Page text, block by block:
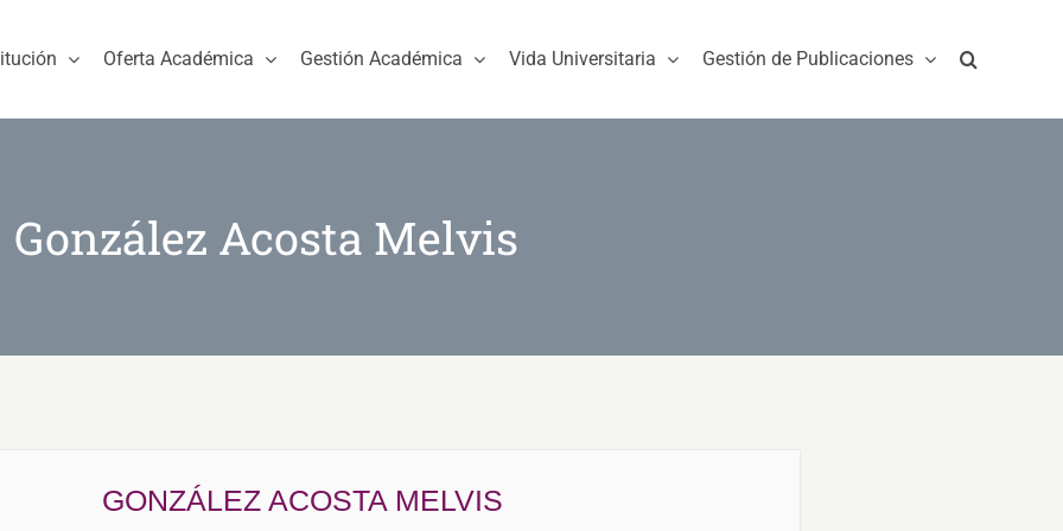
Oferta Académica Gestión Académica Vida Universitaria Gestión de Publicaciones
González Acosta Melvis
GONZÁLEZ ACOSTA MELVIS